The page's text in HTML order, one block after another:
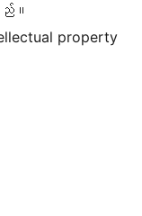
ည်။
property